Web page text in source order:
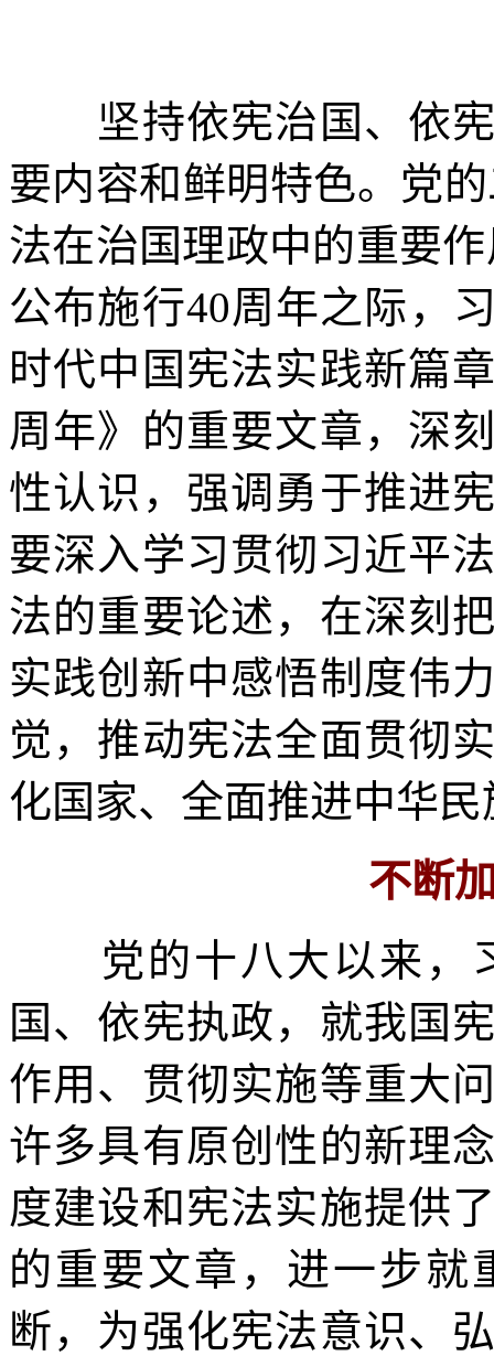
坚持依宪治国、依宪
要内容和鲜明特色。党
法在治国理政中的重要
公布施行40周年之际，
时代中国宪法实践新篇
周年》的重要文章，深
性认识，强调勇于推进
要深入学习贯彻习近平
法的重要论述，在深刻
实践创新中感悟制度伟
觉，推动宪法全面贯彻
化国家、全面推进中华
不断
党的十八大以来，
国、依宪执政，就我国
作用、贯彻实施等重大
许多具有原创性的新理
度建设和宪法实施提供
的重要文章，进一步就
断，为强化宪法意识、